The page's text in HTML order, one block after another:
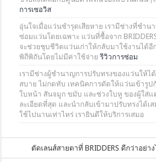
การเซอวิส
อุ่นใจเมื่อแว่นชำรุดเสียหาย เรามีช่างที่ชำน
ซ่อมแว่นโดยเฉพาะ แว่นที่ซื้อจาก
จะช่วยชุบชีวิตแว่นเก่าให้กลับมาใช้งานได้อี
พิถีพิถันโดยไม่มีค่าใช้จ่ายรีวิวการซ่อม
เรามีช่างผู้ชำนาญการปรับทรงของแว่นให้ไ
สบาย ไม่กดทับ เทคนิคการดัดให้แว่นเข้ารู
ใบหน้า สันจมูก ขมับ และช่วงใบหู ของผู้ใส่แ
ละเอียดที่สุด และนำกลับเข้ามาปรับทรงได้เ
ใช้ไปนานเท่าไหร่ เรายินดีให้บริการเสมอ
ตัดเลนส์สายตาที่ BRIDDERS ดีกว่าอย่าง